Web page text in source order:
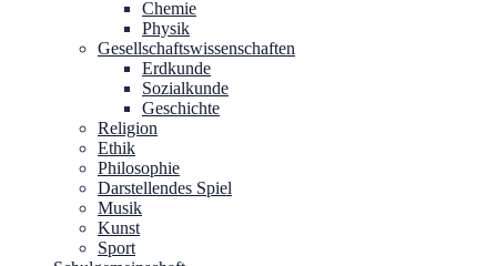
Chemie
Physik
Gesellschaftswissenschaften
Erdkunde
Sozialkunde
Geschichte
Religion
Ethik
Philosophie
Darstellendes Spiel
Musik
Kunst
Sport